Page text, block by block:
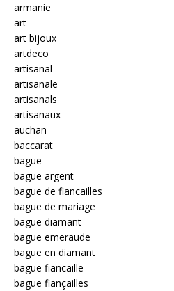
armanie
art
art bijoux
artdeco
artisanal
artisanale
artisanals
artisanaux
auchan
baccarat
bague
bague argent
bague de fiancailles
bague de mariage
bague diamant
bague emeraude
bague en diamant
bague fiancaille
bague fiançailles